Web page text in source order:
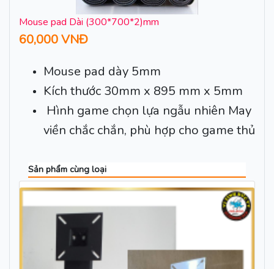
Mouse pad Dài (300*700*2)mm
60,000 VNĐ
Mouse pad dày 5mm
Kích thước 30mm x 895 mm x 5mm
Hình game chọn lựa ngẫu nhiên May
viền chắc chắn, phù hợp cho game thủ
Sản phẩm cùng loại